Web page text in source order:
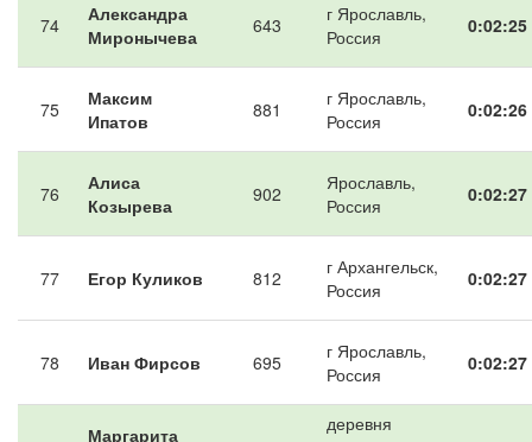
74
Александра
Миронычева
643
г Ярославль,
Россия
0:02:25
75
Максим
Ипатов
881
г Ярославль,
Россия
0:02:26
76
Алиса
Козырева
902
Ярославль,
Россия
0:02:27
77 Егор Куликов 812
г Архангельск,
Россия
0:02:27
78 Иван Фирсов 695
г Ярославль,
Россия
0:02:27
Маргарита
деревня